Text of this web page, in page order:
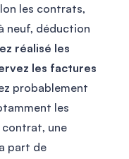
les contrats,
neuf, déduction
réalisé les
les factures
probablement
les
contrat, une
part de